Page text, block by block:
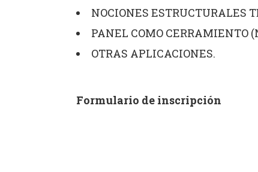
NOCIONES ESTRUCTURALES
PANEL COMO CERRAMIENTO
OTRAS APLICACIONES.
Formulario de inscripción